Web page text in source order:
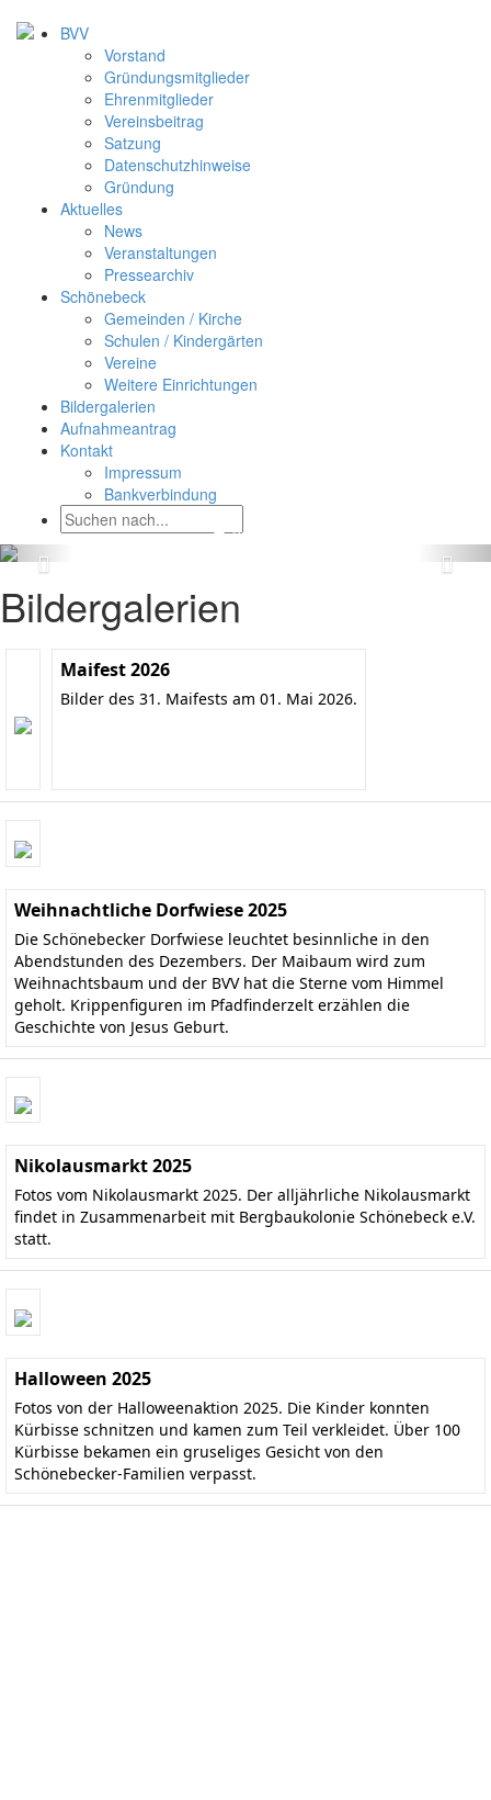
BVV
Vorstand
Gründungsmitglieder
Ehrenmitglieder
Vereinsbeitrag
Satzung
Datenschutzhinweise
Gründung
Aktuelles
News
Veranstaltungen
Pressearchiv
Schönebeck
Gemeinden / Kirche
Schulen / Kindergärten
Vereine
Weitere Einrichtungen
Bildergalerien
Aufnahmeantrag
Kontakt
Impressum
Bankverbindung
Bildergalerien
Maifest 2026
Bilder des 31. Maifests am 01. Mai 2026.
Weihnachtliche Dorfwiese 2025
Die Schönebecker Dorfwiese leuchtet besinnliche in den
Abendstunden des Dezembers. Der Maibaum wird zum
Weihnachtsbaum und der BVV hat die Sterne vom Himmel
geholt. Krippenfiguren im Pfadfinderzelt erzählen die
Geschichte von Jesus Geburt.
Nikolausmarkt 2025
Fotos vom Nikolausmarkt 2025. Der alljährliche Nikolausmarkt
findet in Zusammenarbeit mit Bergbaukolonie Schönebeck e.V.
statt.
Halloween 2025
Fotos von der Halloweenaktion 2025. Die Kinder konnten
Kürbisse schnitzen und kamen zum Teil verkleidet. Über 100
Kürbisse bekamen ein gruseliges Gesicht von den
Schönebecker-Familien verpasst.